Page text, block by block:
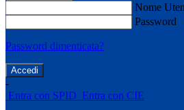
Nome
Password
Password dimenticata?
-
Entra con SPID Entra con CIE